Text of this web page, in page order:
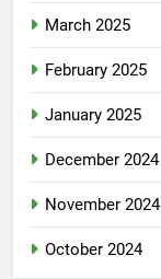
March 2025
February 2025
January 2025
December 2024
November 2024
October 2024